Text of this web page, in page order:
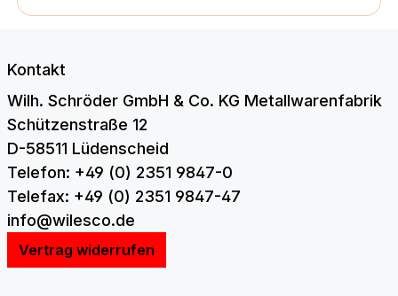
Kontakt
Wilh. Schröder GmbH & Co. KG Metallwarenfabrik
Schützenstraße 12
D-58511 Lüdenscheid
Telefon: +49 (0) 2351 9847-0
Telefax: +49 (0) 2351 9847-47
info@wilesco.de
Vertrag widerrufen